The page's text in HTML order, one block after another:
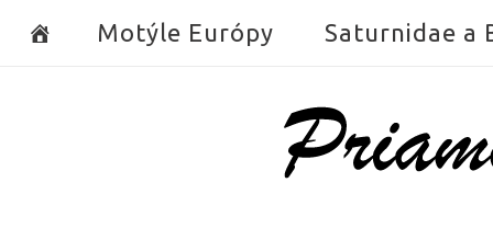
Motýle Európy Saturnidae a
Home